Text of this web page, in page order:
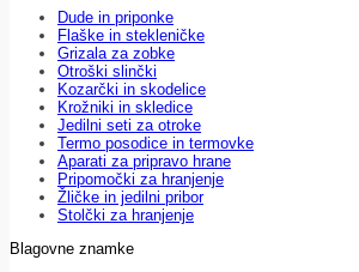
Dude in priponke
Flaške in stekleničke
Grizala za zobke
Otroški slinčki
Kozarčki in skodelice
Krožniki in skledice
Jedilni seti za otroke
Termo posodice in termovke
Aparati za pripravo hrane
Pripomočki za hranjenje
Žličke in jedilni pribor
Stolčki za hranjenje
Blagovne znamke